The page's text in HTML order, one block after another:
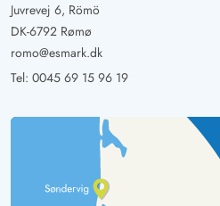
Juvrevej 6, Römö
DK-6792 Rømø
romo@esmark.dk
Tel: 0045 69 15 96 19